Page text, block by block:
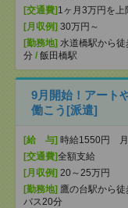
[交通費]1ヶ月3万円を上
[月収例] 30万円～
[勤務地] 水道橋駅から徒
分 / 飯田橋駅
9月開始！アート
働こう[派遣]
[給 与] 時給1550円 月
[交通費]全額支給
[月収例] 20～25万円
[勤務地] 鷹の台駅から
バス20分